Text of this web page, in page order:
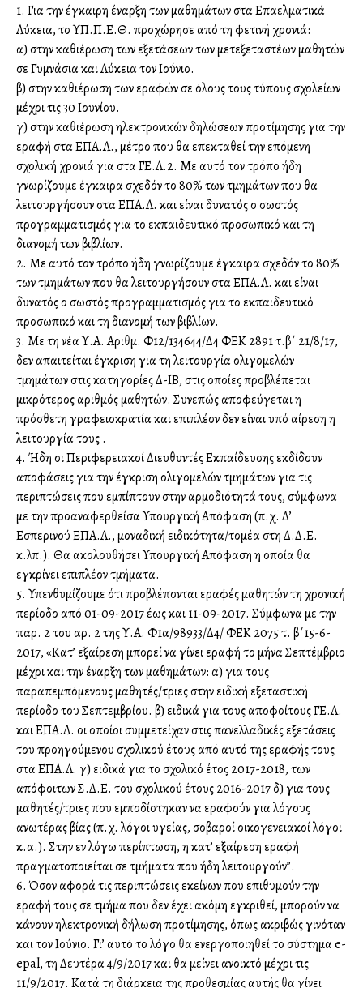
1. Για την έγκαιρη έναρξη των μαθημάτων στα Επαγγελματικά
Λύκεια, το ΥΠ.Π.Ε.Θ. προχώρησε από τη φετινή χρονιά:
α) στην καθιέρωση των εξετάσεων των μετεξεταστέων μαθητών
σε Γυμνάσια και Λύκεια τον Ιούνιο.
β) στην καθιέρωση των εγγραφών σε όλους τους τύπους σχολείων
μέχρι τις 30 Ιουνίου.
γ) στην καθιέρωση ηλεκτρονικών δηλώσεων προτίμησης για την
εγγραφή στα ΕΠΑ.Λ., μέτρο που θα επεκταθεί την επόμενη
σχολική χρονιά για στα ΓΕ.Λ.2. Με αυτό τον τρόπο ήδη
γνωρίζουμε έγκαιρα σχεδόν το 80% των τμημάτων που θα
λειτουργήσουν στα ΕΠΑ.Λ. και είναι δυνατός ο σωστός
προγραμματισμός για το εκπαιδευτικό προσωπικό και τη
διανομή των βιβλίων.
2. Με αυτό τον τρόπο ήδη γνωρίζουμε έγκαιρα σχεδόν το 80%
των τμημάτων που θα λειτουργήσουν στα ΕΠΑ.Λ. και είναι
δυνατός ο σωστός προγραμματισμός για το εκπαιδευτικό
προσωπικό και τη διανομή των βιβλίων.
3. Με τη νέα Υ.Α. Αριθμ. Φ12/134644/Δ4 ΦΕΚ 2891 τ.β΄ 21/8/17,
δεν απαιτείται έγκριση για τη λειτουργία ολιγομελών
τμημάτων στις κατηγορίες Δ-ΙΒ, στις οποίες προβλέπεται
μικρότερος αριθμός μαθητών. Συνεπώς αποφεύγεται η
πρόσθετη γραφειοκρατία και επιπλέον δεν είναι υπό αίρεση η
λειτουργία τους .
4. Ήδη οι Περιφερειακοί Διευθυντές Εκπαίδευσης εκδίδουν
αποφάσεις για την έγκριση ολιγομελών τμημάτων για τις
περιπτώσεις που εμπίπτουν στην αρμοδιότητά τους, σύμφωνα
με την προαναφερθείσα Υπουργική Απόφαση (π.χ. Δ’
Εσπερινού ΕΠΑ.Λ., μοναδική ειδικότητα/τομέα στη Δ.Δ.Ε.
κ.λπ.). Θα ακολουθήσει Υπουργική Απόφαση η οποία θα
εγκρίνει επιπλέον τμήματα.
5. Υπενθυμίζουμε ότι προβλέπονται εγγραφές μαθητών τη χρονική
περίοδο από 01-09-2017 έως και 11-09-2017. Σύμφωνα με την
παρ. 2 του αρ. 2 της Υ.Α. Φ1α/98933/Δ4/ ΦΕΚ 2075 τ. β΄15-6-
2017, «Κατ’ εξαίρεση μπορεί να γίνει εγγραφή το μήνα Σεπτέμβριο
μέχρι και την έναρξη των μαθημάτων: α) για τους
παραπεμπόμενους μαθητές/τριες στην ειδική εξεταστική
περίοδο του Σεπτεμβρίου. β) ειδικά για τους αποφοίτους ΓΕ.Λ.
και ΕΠΑ.Λ. οι οποίοι συμμετείχαν στις πανελλαδικές εξετάσεις
του προηγούμενου σχολικού έτους από αυτό της εγγραφής τους
στα ΕΠΑ.Λ. γ) ειδικά για το σχολικό έτος 2017-2018, των
απόφοιτων Σ.Δ.Ε. του σχολικού έτους 2016-2017 δ) για τους
μαθητές/τριες που εμποδίστηκαν να εγγραφούν για λόγους
ανωτέρας βίας (π.χ. λόγοι υγείας, σοβαροί οικογενειακοί λόγοι
κ.α.). Στην εν λόγω περίπτωση, η κατ’ εξαίρεση εγγραφή
πραγματοποιείται σε τμήματα που ήδη λειτουργούν”.
6. Όσον αφορά τις περιπτώσεις εκείνων που επιθυμούν την
εγγραφή τους σε τμήμα που δεν έχει ακόμη εγκριθεί, μπορούν να
κάνουν ηλεκτρονική δήλωση προτίμησης, όπως ακριβώς γινόταν
και τον Ιούνιο. Γι’ αυτό το λόγο θα ενεργοποιηθεί το σύστημα e-
epal, τη Δευτέρα 4/9/2017 και θα μείνει ανοικτό μέχρι τις
11/9/2017. Κατά τη διάρκεια της προθεσμίας αυτής θα γίνει